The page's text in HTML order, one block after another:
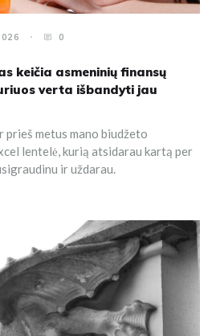
0
keičia asmeninių finansų
verta išbandyti jau
prieš metus mano biudžeto
lentelė, kurią atsidarau kartą per
ir uždarau.